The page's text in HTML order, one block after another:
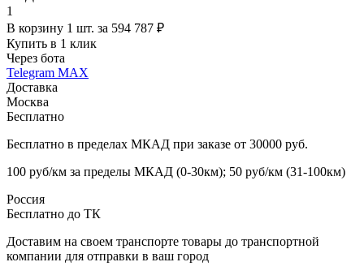
1
В корзину 1 шт. за 594 787 ₽
Купить в 1 клик
Через бота
Telegram MAX
Доставка
Москва
Бесплатно
Бесплатно в пределах МКАД при заказе от 30000 руб.
100 руб/км за пределы МКАД (0-30км); 50 руб/км (31-100км)
Россия
Бесплатно до ТК
Доставим на своем транспорте товары до транспортной
компании для отправки в ваш город